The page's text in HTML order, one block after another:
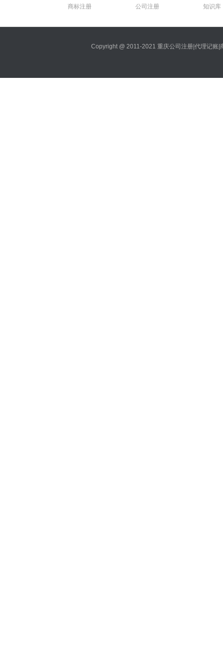
商标注册 公司注册 知识库
Copyright @ 2011-2021 重庆公司注册|代理记